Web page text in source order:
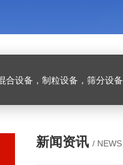
合设备，制粒设备，筛分设
新闻资讯 / NEWS